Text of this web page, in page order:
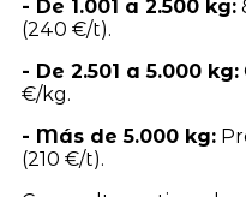
- De 1.001 a 2.500 kg:
(240 €/t).
- De 2.501 a 5.000 kg:
€/kg.
- Más de 5.000 kg:
(210 €/t).